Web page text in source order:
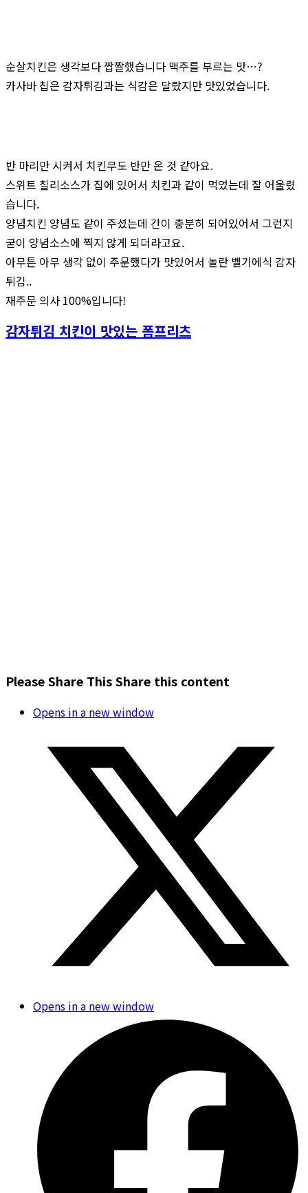
순살치킨은 생각보다 짭짤했습니다 맥주를 부르는 맛…?
카사바 칩은 감자튀김과는 식감은 달랐지만 맛있었습니다.
반 마리만 시켜서 치킨무도 반만 온 것 같아요.
스위트 칠리소스가 집에 있어서 치킨과 같이 먹었는데 잘 어울렸
습니다.
양념치킨 양념도 같이 주셨는데 간이 충분히 되어있어서 그런지
굳이 양념소스에 찍지 않게 되더라고요.
아무튼 아무 생각 없이 주문했다가 맛있어서 놀란 벨기에식 감자
튀김..
재주문 의사 100%입니다!
감자튀김 치킨이 맛있는 폼프리츠
Please Share ThisShare this content
Opens in a new window
Opens in a new window